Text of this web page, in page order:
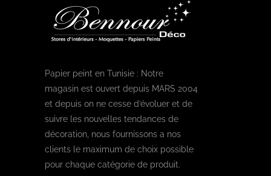
Papier peint en Tunisie : Notre
magasin est ouvert depuis MARS 2004
et depuis on ne cesse d’évoluer et de
suivre les nouvelles tendances de
décoration, nous fournissons a nos
clients le maximum de choix possible
pour chaque catégorie de produit.